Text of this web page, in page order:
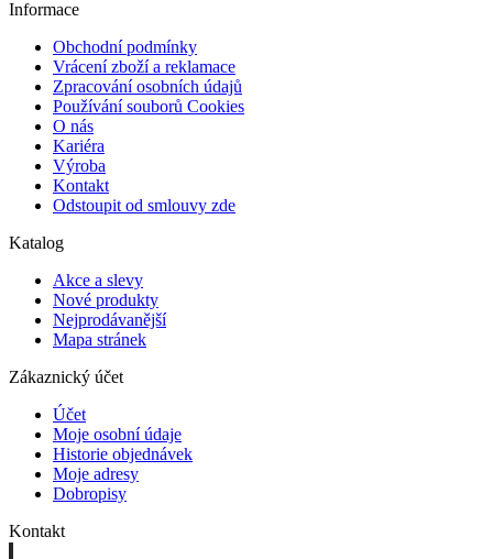
Informace
Obchodní podmínky
Vrácení zboží a reklamace
Zpracování osobních údajů
Používání souborů Cookies
O nás
Kariéra
Výroba
Kontakt
Odstoupit od smlouvy zde
Katalog
Akce a slevy
Nové produkty
Nejprodávanější
Mapa stránek
Zákaznický účet
Účet
Moje osobní údaje
Historie objednávek
Moje adresy
Dobropisy
Kontakt